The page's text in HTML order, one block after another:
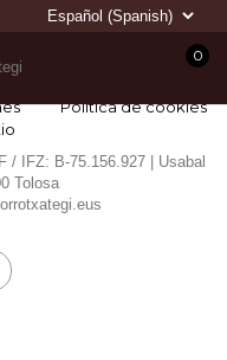
0
Política de cookies
/ IFZ: B-75.156.927 | Usabal
Tolosa